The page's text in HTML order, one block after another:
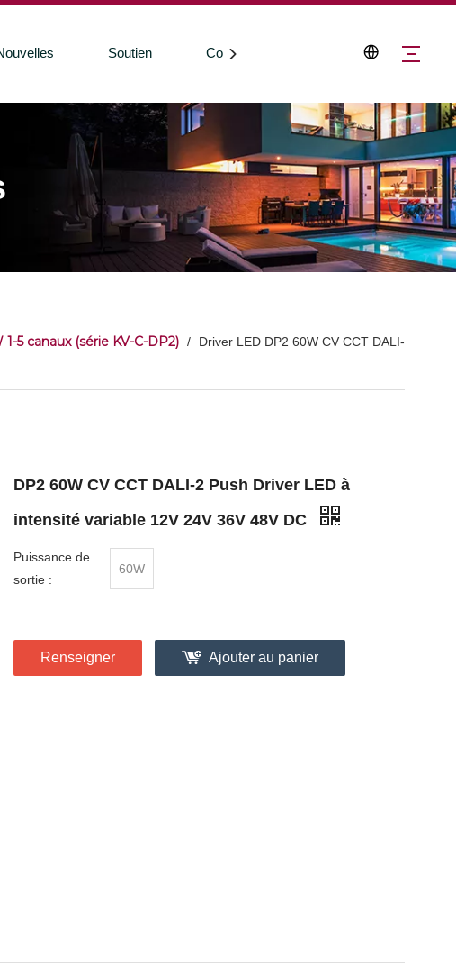
Soutien Contactez-nous
5 canaux (série KV-C-DP2) /
Driver LED DP2 60W CV CCT DALI-
DP2 60W CV CCT DALI-2 Push Driver LED à
intensité variable 12V 24V 36V 48V DC
Puissance de
sortie :
60W
Renseigner Ajouter au panier